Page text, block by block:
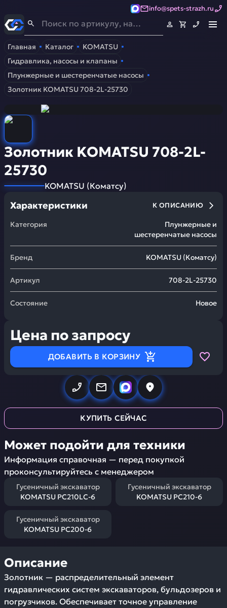
info@spets-strazh.ru
Спец-Страж- Запчасти для спецтехники
Главная Каталог
KOMATSU
Гидравлика, насосы и клапаны
Плунжерные и шестеренчатые насосы
Золотник KOMATSU 708-2L-25730
Золотник KOMATSU 708-2L-
25730
KOMATSU (Коматсу)
Характеристики К ОПИСАНИЮ
Категория
Плунжерные и
шестеренчатые насосы
Бренд KOMATSU (Коматсу)
Артикул 708-2L-25730
Состояние Новое
Цена по запросу
ДОБАВИТЬ В КОРЗИНУ
КУПИТЬ СЕЙЧАС
Может подойти для техники
Информация справочная — перед покупкой
проконсультируйтесь с менеджером
Гусеничный экскаватор
KOMATSU PC210LC-6
Гусеничный экскаватор
KOMATSU PC210-6
Гусеничный экскаватор
KOMATSU PC200-6
Описание
Золотник — распределительный элемент
гидравлических систем экскаваторов, бульдозеров и
погрузчиков. Обеспечивает точное управление